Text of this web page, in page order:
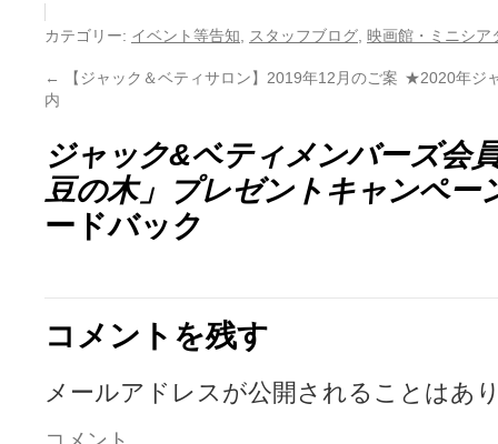
カテゴリー: イベント等告知 スタッフブログ 映画館・ミニシア
←
【ジャック＆ベティサロン】2019年12月のご案
内
★2020年ジ
ジャック&ベティメンバーズ会
豆の木」プレゼントキャンペー
ードバック
コメントを残す
メールアドレスが公開されることはあ